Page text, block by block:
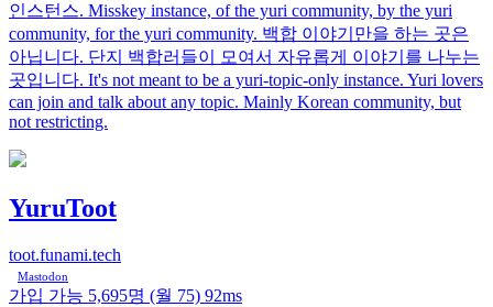
인스턴스. Misskey instance, of the yuri community, by the yuri
community, for the yuri community. 백합 이야기만을 하는 곳은
아닙니다. 단지 백합러들이 모여서 자유롭게 이야기를 나누는
곳입니다. It's not meant to be a yuri-topic-only instance. Yuri lovers
can join and talk about any topic. Mainly Korean community, but
not restricting.
YuruToot
toot.funami.tech
Mastodon
가입 가능 5,695명 (월 75) 92ms